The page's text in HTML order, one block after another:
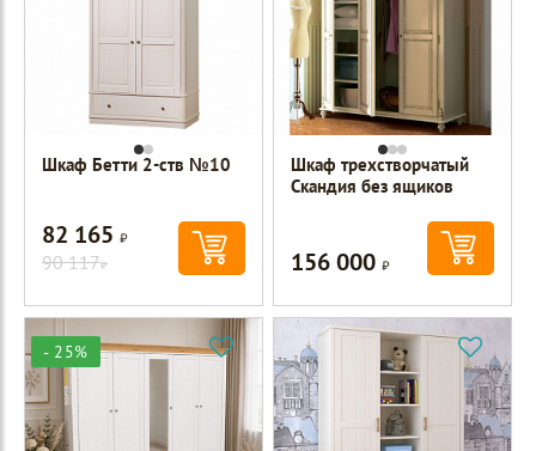
Шкаф Бетти 2-ств №10
82 165Р
90 117Р
Шкаф трехстворчатый
Скандия без ящиков
156 000Р
- 25%